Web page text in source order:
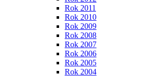
Rok 2011
Rok 2010
Rok 2009
Rok 2008
Rok 2007
Rok 2006
Rok 2005
Rok 2004